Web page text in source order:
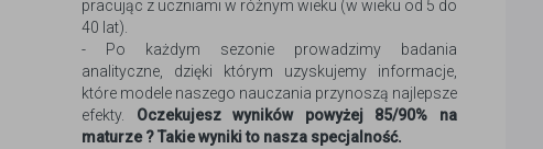
pracując z uczniami w różnym wieku (w wieku od 5 do
40 lat).
- Po każdym sezonie prowadzimy badania
analityczne, dzięki którym uzyskujemy informacje,
które modele naszego nauczania przynoszą najlepsze
efekty. Oczekujesz wyników powyżej 85/90% na
maturze ? Takie wyniki to nasza specjalność.